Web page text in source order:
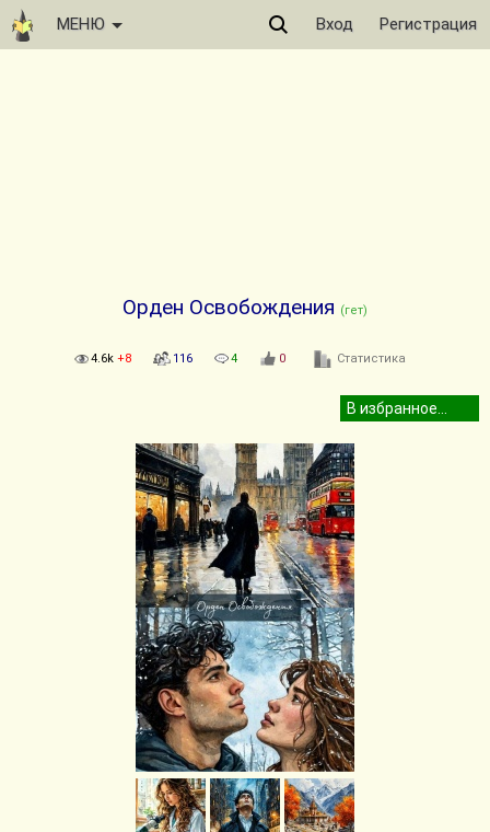
МЕНЮ Вход Регистрация
Орден Освобождения (гет)
4.6k +8 116 4 0 Статистика